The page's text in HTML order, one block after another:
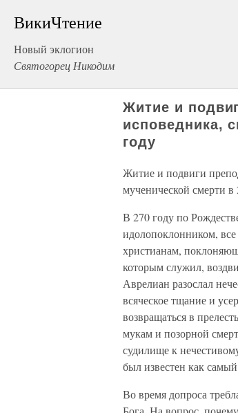
ВикиЧтение
Новый эклогион
Святогорец Никодим
Житие и
исповедника,
году
Житие и подвиги
мученической смерти в
В 270 году по
идолопоклонником,
христианам,
которым служил,
Аврелиан разослал
всяческое тщание и
возвращаться в
мукам и позорной
судилище к
был известен как
Во время допроса